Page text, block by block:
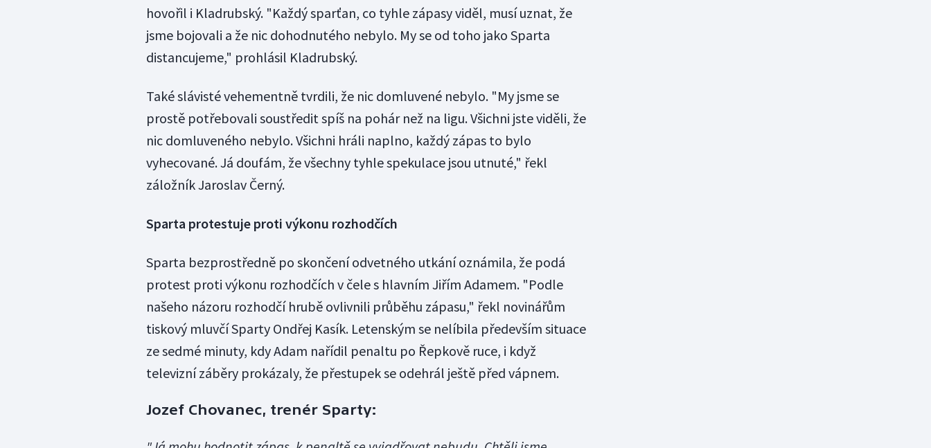
hovořil i Kladrubský. "Každý sparťan, co tyhle zápasy viděl, musí uznat, že
jsme bojovali a že nic dohodnutého nebylo. My se od toho jako Sparta
distancujeme," prohlásil Kladrubský.
Také slávisté vehementně tvrdili, že nic domluvené nebylo. "My jsme se
prostě potřebovali soustředit spíš na pohár než na ligu. Všichni jste viděli, že
nic domluveného nebylo. Všichni hráli naplno, každý zápas to bylo
vyhecované. Já doufám, že všechny tyhle spekulace jsou utnuté," řekl
záložník Jaroslav Černý.
Sparta protestuje proti výkonu rozhodčích
Sparta bezprostředně po skončení odvetného utkání oznámila, že podá
protest proti výkonu rozhodčích v čele s hlavním Jiřím Adamem. "Podle
našeho názoru rozhodčí hrubě ovlivnili průběhu zápasu," řekl novinářům
tiskový mluvčí Sparty Ondřej Kasík. Letenským se nelíbila především situace
ze sedmé minuty, kdy Adam nařídil penaltu po Řepkově ruce, i když
televizní záběry prokázaly, že přestupek se odehrál ještě před vápnem.
Jozef Chovanec, trenér Sparty: